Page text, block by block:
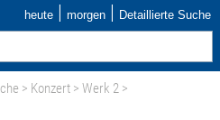
heute | morgen | Detaillierte Suche
> Konzert >Werk 2 >